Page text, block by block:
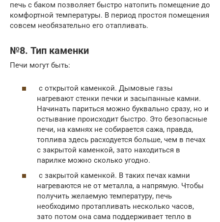
печь с баком позволяет быстро натопить помещение до
комфортной температуры. В период простоя помещения
совсем необязательно его отапливать.
№8. Тип каменки
Печи могут быть:
с открытой каменкой. Дымовые газы
нагревают стенки печки и засыпанные камни.
Начинать париться можно буквально сразу, но и
остывание происходит быстро. Это безопасные
печи, на камнях не собирается сажа, правда,
топлива здесь расходуется больше, чем в печах
с закрытой каменкой, зато находиться в
парилке можно сколько угодно.
с закрытой каменкой. В таких печах камни
нагреваются не от металла, а напрямую. Чтобы
получить желаемую температуру, печь
необходимо протапливать несколько часов,
зато потом она сама поддерживает тепло в